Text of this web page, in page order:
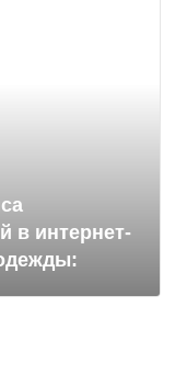
в интернет-